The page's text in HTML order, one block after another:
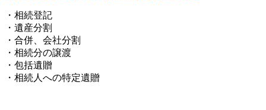
・相続登記
・遺産分割
・合併、会社分割
・相続分の譲渡
・包括遺贈
・相続人への特定遺贈